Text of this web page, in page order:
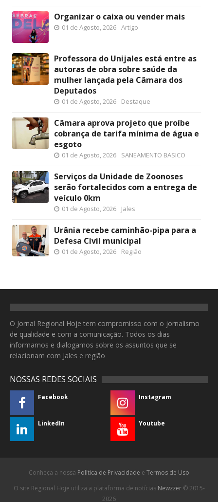
Organizar o caixa ou vender mais
01 de Agosto, 2026 Artigo
Professora do Unijales está entre as
autoras de obra sobre saúde da
mulher lançada pela Câmara dos
Deputados
01 de Agosto, 2026 Destaque
Câmara aprova projeto que proíbe
cobrança de tarifa mínima de água e
esgoto
01 de Agosto, 2026 SANEAMENTO BASICO
Serviços da Unidade de Zoonoses
serão fortalecidos com a entrega de
veículo 0km
01 de Agosto, 2026 Jales
Urânia recebe caminhão-pipa para a
Defesa Civil municipal
01 de Agosto, 2026 Região
O Jornal Regional Hoje tem compromisso com o jornalismo
de qualidade e com a comunicação. Todos os dias
informamos e dialogamos sobre os assuntos que se
relacionam com Jales e região
NOSSAS REDES SOCIAIS
Facebook Instagram
LinkedIn Youtube
Conheça a nossa Política de Privacidade e Termos de Uso
O site Regional Hoje utiliza a plataforma de notícias Newzzer© 2015-
2026